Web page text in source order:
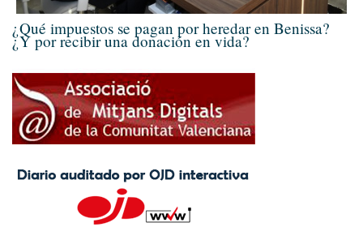
¿Qué impuestos se pagan por heredar en Benissa?
¿Y por recibir una donación en vida?